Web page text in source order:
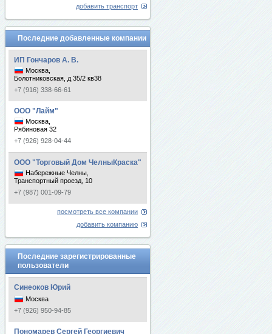
добавить транспорт
Последние добавленные компании
ИП Гончаров А. В.
Москва,
Болотниковская, д 35/2 кв38
+7 (916) 338-66-61
ООО "Лайм"
Москва,
Рябиновая 32
+7 (926) 928-04-44
ООО "Торговый Дом ЧелныКраска"
Набережные Челны,
Транспортный проезд, 10
+7 (987) 001-09-79
посмотреть все компании
добавить компанию
Последние зарегистрированные
пользователи
Синеоков Юрий
Москва
+7 (926) 950-94-85
Пономарев Сергей Георгиевич